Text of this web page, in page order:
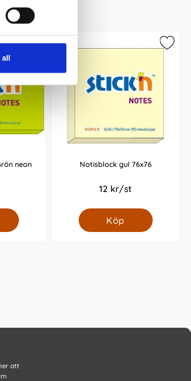
all
neon Notisblock gul 76x76
12 kr/st
Köp
att